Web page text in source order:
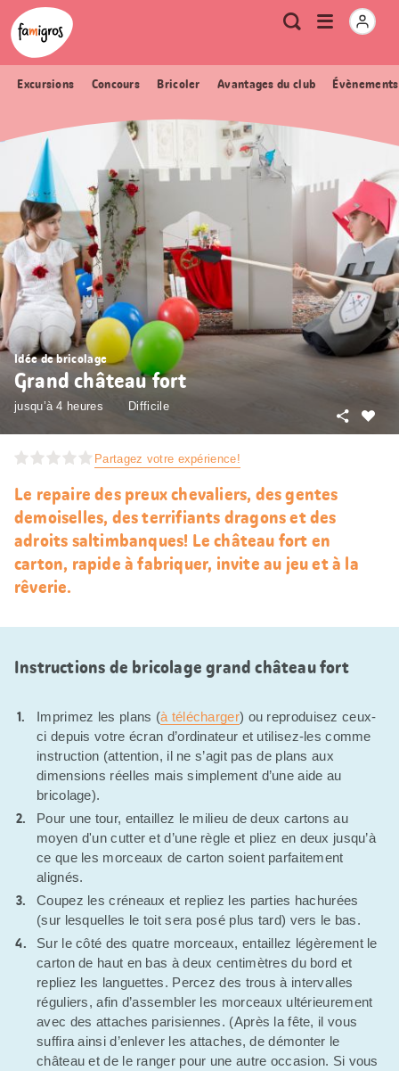
Signets
de
navigation
Header
Logo Métanavigation
RechercheOuvrir
Excursions Concours Bricoler Avantages du club
Partagez votre expérience!
Idée de bricolage
Grand château fort
jusqu’à 4 heures
Difficile
Partager
Le repaire des preux chevaliers, des gentes
demoiselles, des terrifiants dragons et des
adroits saltimbanques! Le château fort en
carton, rapide à fabriquer, invite au jeu et à la
rêverie.
Instructions de bricolage grand château fort
Imprimez les plans (à télécharger) ou reproduisez ceux-
ci depuis votre écran d’ordinateur et utilisez-les comme
instruction (attention, il ne s’agit pas de plans aux
dimensions réelles mais simplement d’une aide au
bricolage).
Pour une tour, entaillez le milieu de deux cartons au
moyen d'un cutter et d’une règle et pliez en deux jusqu’à
ce que les morceaux de carton soient parfaitement
alignés.
Coupez les créneaux et repliez les parties hachurées
(sur lesquelles le toit sera posé plus tard) vers le bas.
Sur le côté des quatre morceaux, entaillez légèrement le
carton de haut en bas à deux centimètres du bord et
repliez les languettes. Percez des trous à intervalles
réguliers, afin d’assembler les morceaux ultérieurement
avec des attaches parisiennes. (Après la fête, il vous
suffira ainsi d’enlever les attaches, de démonter le
château et de le ranger pour une autre occasion. Si vous